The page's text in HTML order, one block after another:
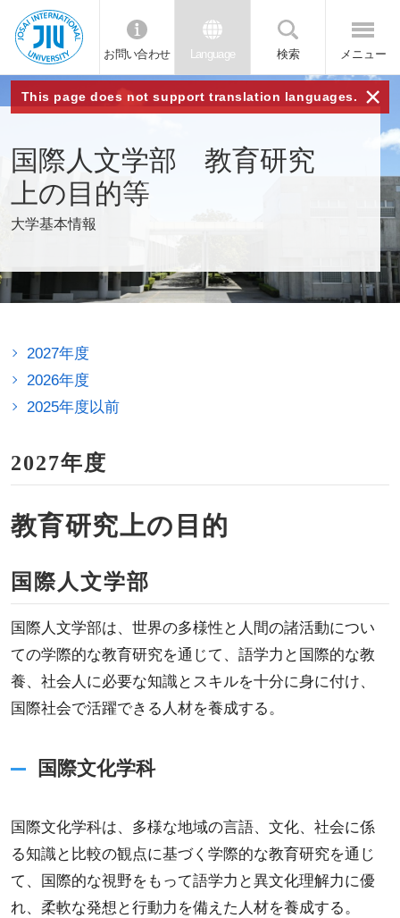
JIU 城西国
際大学
お問い合わせ Language 検索 メニュー
This page does not support translation languages. ×
国際人文学部 教育研究
上の目的等
大学基本情報
2027年度
2026年度
2025年度以前
2027年度
教育研究上の目的
国際人文学部
国際人文学部は、世界の多様性と人間の諸活動につい
ての学際的な教育研究を通じて、語学力と国際的な教
養、社会人に必要な知識とスキルを十分に身に付け、
国際社会で活躍できる人材を養成する。
国際文化学科
国際文化学科は、多様な地域の言語、文化、社会に係
る知識と比較の観点に基づく学際的な教育研究を通じ
て、国際的な視野をもって語学力と異文化理解力に優
れ、柔軟な発想と行動力を備えた人材を養成する。